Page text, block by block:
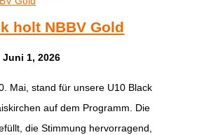
holt NBBV Gold
Juni 1, 2026
Mai, stand für unsere U10 Black
auf dem Programm. Die
die Stimmung hervorragend,